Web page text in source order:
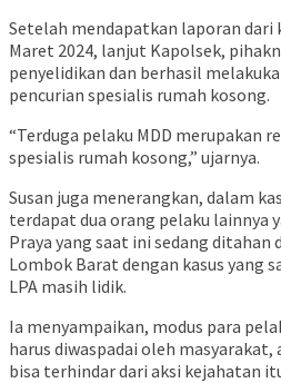
Setelah mendapatkan laporan dari
Maret 2024, lanjut Kapolsek,
penyelidikan dan berhasil
pencurian spesialis rumah kosong.
“Terduga pelaku MDD merupakan
spesialis rumah kosong,” ujarnya.
Susan juga menerangkan, dalam
terdapat dua orang pelaku lainnya
Praya yang saat ini sedang ditahan
Lombok Barat dengan kasus yang
LPA masih lidik.
Ia menyampaikan, modus para
harus diwaspadai oleh
bisa terhindar dari aksi kejahatan